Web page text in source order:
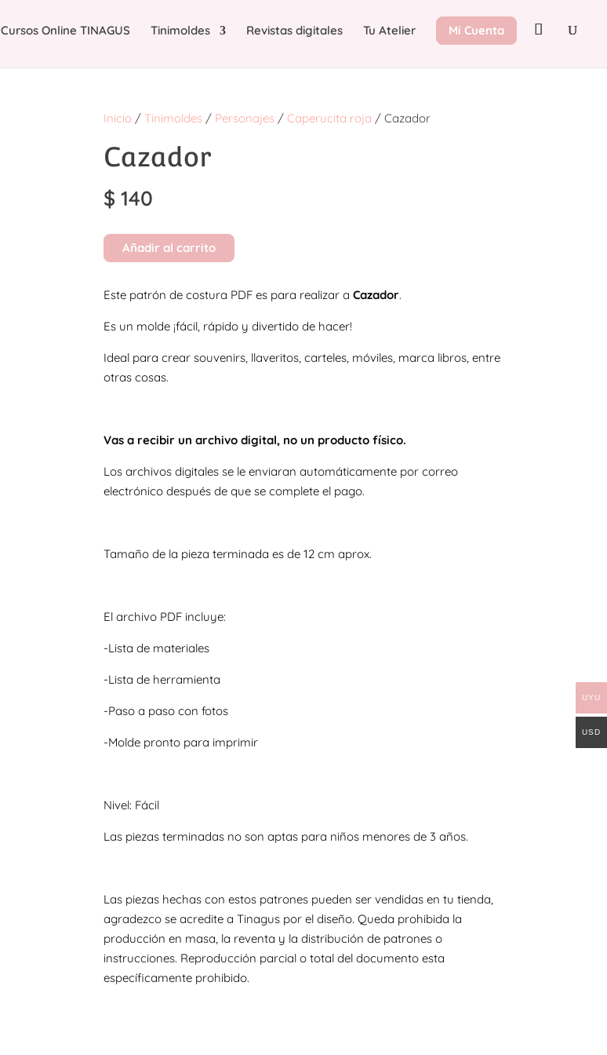
Cursos Online TINAGUS Tinimoldes Revistas digitales Tu Atelier Mi Cuenta
Inicio/ Tinimoldes/ Personajes/ Caperucita roja / Cazador
Cazador
$ 140
Añadir al carrito
Este patrón de costura PDF es para realizar a Cazador.
Es un molde ¡fácil, rápido y divertido de hacer!
Ideal para crear souvenirs, llaveritos, carteles, móviles, marca libros, entre
otras cosas.
Vas a recibir un archivo digital, no un producto físico.
Los archivos digitales se le enviaran automáticamente por correo
electrónico después de que se complete el pago.
Tamaño de la pieza terminada es de 12 cm aprox.
El archivo PDF incluye:
-Lista de materiales
-Lista de herramienta
-Paso a paso con fotos
-Molde pronto para imprimir
Nivel: Fácil
Las piezas terminadas no son aptas para niños menores de 3 años.
Las piezas hechas con estos patrones pueden ser vendidas en tu tienda,
agradezco se acredite a Tinagus por el diseño. Queda prohibida la
producción en masa, la reventa y la distribución de patrones o
instrucciones. Reproducción parcial o total del documento esta
específicamente prohibido.
UYU
USD